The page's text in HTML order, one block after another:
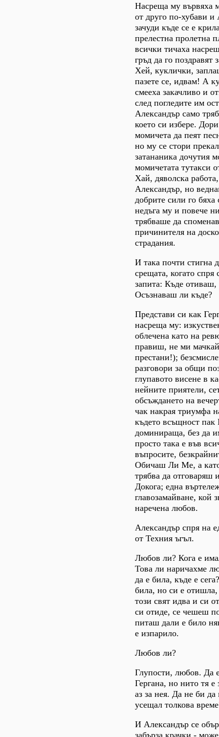
Насреща му вървяха
от друго по-хубави и
зачуди къде се е
прелестна пролетна
всички тичаха
гръд да го поздравят
Хей, куклички,
пазете се, идвам! А
смееха закачливо и
след погледите им
Александър само
което си избере.
момичета да пеят
но му се стори
затананика дочутия
момичетата тутакси
Хай, дяволска
Александър, но
добрите сили го бяха
недъга му и повече
трябваше да
причинителя на
страдания.
И така почти стигна
срещата, когато спря
запита: Къде отиваш,
Осъзнаваш ли къде?
Представи си как
насреща му:
облечена като на
правиш, не ми
престани!);
разговори за общи
глупавото висене в
нейните приятели,
обсъждането на
чак накрая триумфа
където всъщност пак
доминираща, без да
просто така е във
въпросите,
Обичаш Ли Ме, а
трябва да отговаряш
Докога; една
главозамайване, кой
наречена любов.
Александър спря на
от Техния ъгъл.
Любов ли? Кога е
Това ли наричахме
да е била, къде е
била, но си е отишла,
този свят идва и си
си отиде, се чешеш
питаш дали е било
е изпарило.
Любов ли?
Глупости, любов. Да
Гергана, но нито тя е
аз за нея. Да не би да
усещал толкова
И Александър се
забърза крачки -